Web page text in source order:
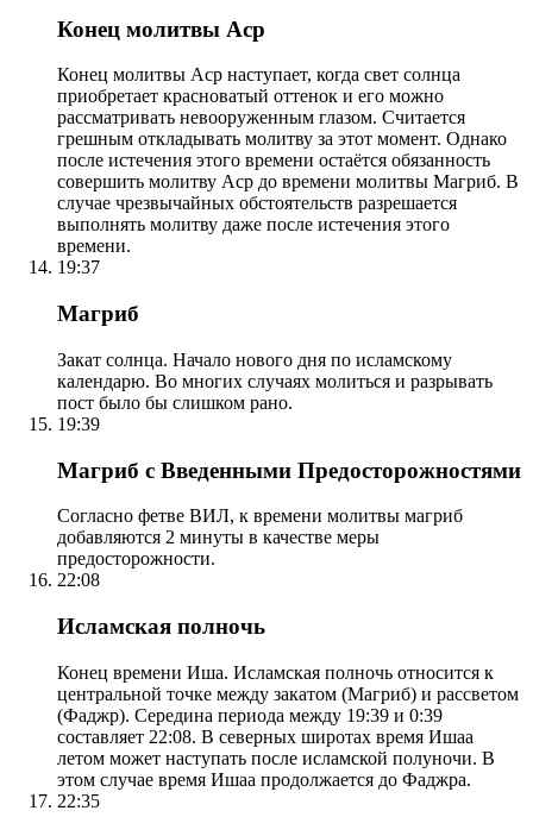
Конец молитвы Аср
Конец молитвы Аср наступает, когда свет солнца
приобретает красноватый оттенок и его можно
рассматривать невооруженным глазом. Считается
грешным откладывать молитву за этот момент. Однако
после истечения этого времени остаётся обязанность
совершить молитву Аср до времени молитвы Магриб. В
случае чрезвычайных обстоятельств разрешается
выполнять молитву даже после истечения этого
времени.
19:37
Магриб
Закат солнца. Начало нового дня по исламскому
календарю. Во многих случаях молиться и разрывать
пост было бы слишком рано.
19:39
Магриб с Введенными Предосторожностями
Согласно фетве ВИЛ, к времени молитвы магриб
добавляются 2 минуты в качестве меры
предосторожности.
22:08
Исламская полночь
Конец времени Иша. Исламская полночь относится к
центральной точке между закатом (Магриб) и рассветом
(Фаджр). Середина периода между 19:39 и 0:39
составляет 22:08. В северных широтах время Ишаа
летом может наступать после исламской полуночи. В
этом случае время Ишаа продолжается до Фаджра.
22:35